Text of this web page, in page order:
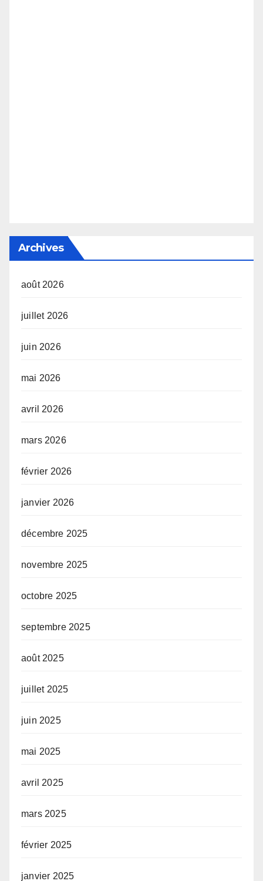
Archives
août 2026
juillet 2026
juin 2026
mai 2026
avril 2026
mars 2026
février 2026
janvier 2026
décembre 2025
novembre 2025
octobre 2025
septembre 2025
août 2025
juillet 2025
juin 2025
mai 2025
avril 2025
mars 2025
février 2025
janvier 2025